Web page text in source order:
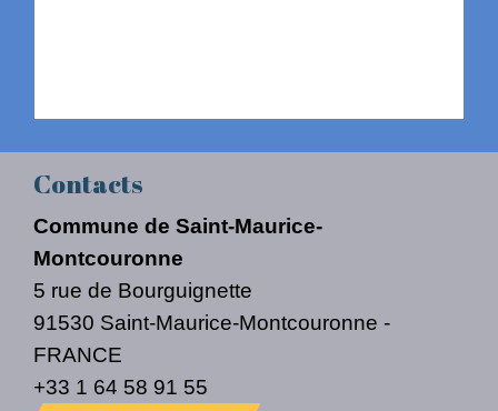
Contacts
Commune de Saint-Maurice-
Montcouronne
5 rue de Bourguignette
91530 Saint-Maurice-Montcouronne -
FRANCE
+33 1 64 58 91 55